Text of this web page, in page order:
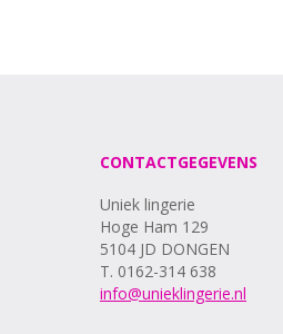
CONTACTGEGEVENS
Uniek lingerie
Hoge Ham 129
5104 JD DONGEN
T. 0162-314 638
info@unieklingerie.nl